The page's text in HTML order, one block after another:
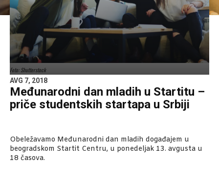
Foto: Shutterstock
AVG 7, 2018
Međunarodni dan mladih u Startitu –
priče studentskih startapa u Srbiji
Obeležavamo Međunarodni dan mladih događajem u
beogradskom Startit Centru, u ponedeljak 13. avgusta u
18 časova.